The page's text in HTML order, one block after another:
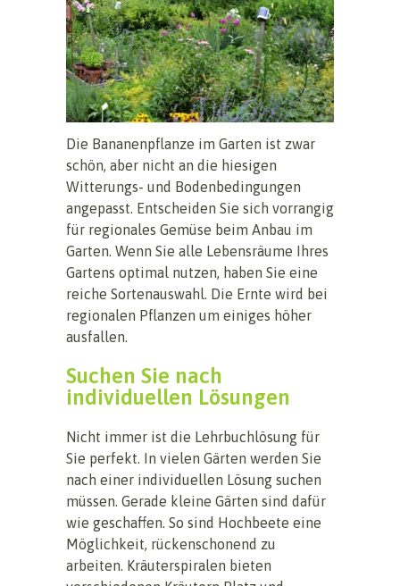
Die Bananenpflanze im Garten ist zwar
schön, aber nicht an die hiesigen
Witterungs- und Bodenbedingungen
angepasst. Entscheiden Sie sich vorrangig
für regionales Gemüse beim Anbau im
Garten. Wenn Sie alle Lebensräume Ihres
Gartens optimal nutzen, haben Sie eine
reiche Sortenauswahl. Die Ernte wird bei
regionalen Pflanzen um einiges höher
ausfallen.
Suchen Sie nach
individuellen Lösungen
Nicht immer ist die Lehrbuchlösung für
Sie perfekt. In vielen Gärten werden Sie
nach einer individuellen Lösung suchen
müssen. Gerade kleine Gärten sind dafür
wie geschaffen. So sind Hochbeete eine
Möglichkeit, rückenschonend zu
arbeiten. Kräuterspiralen bieten